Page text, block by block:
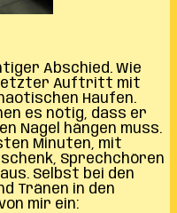
Abschied. Wie
letzter Auftritt mit
Haufen.
es nötig, dass er
Nagel hängen muss.
Minuten, mit
Sprechchören
Selbst bei den
Tränen in den
mir ein: